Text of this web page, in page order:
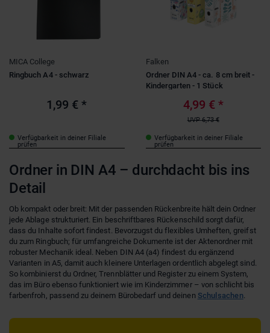
MICA College
Ringbuch A4 - schwarz
1,99 € *
Verfügbarkeit in deiner Filiale
prüfen
Falken
Ordner DIN A4 - ca. 8 cm breit -
Kindergarten - 1 Stück
4,99 € *
UVP 6,73 €
Verfügbarkeit in deiner Filiale
prüfen
Ordner in DIN A4 – durchdacht bis ins
Detail
Ob kompakt oder breit: Mit der passenden Rückenbreite hält dein Ordner
jede Ablage strukturiert. Ein beschriftbares Rückenschild sorgt dafür,
dass du Inhalte sofort findest. Bevorzugst du flexibles Umheften, greifst
du zum Ringbuch; für umfangreiche Dokumente ist der Aktenordner mit
robuster Mechanik ideal. Neben DIN A4 (a4) findest du ergänzend
Varianten in A5, damit auch kleinere Unterlagen ordentlich abgelegt sind.
So kombinierst du Ordner, Trennblätter und Register zu einem System,
das im Büro ebenso funktioniert wie im Kinderzimmer – von schlicht bis
farbenfroh, passend zu deinem Bürobedarf und deinen Schulsachen.